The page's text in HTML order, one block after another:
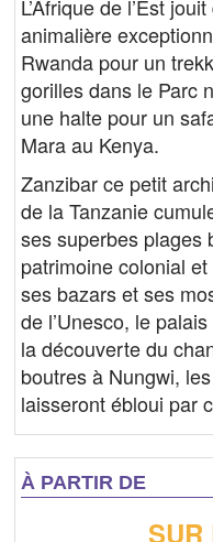
L’Afrique de l’Est
animalière
Rwanda pour un
gorilles dans le Parc
une halte pour un
Mara au Kenya.
Zanzibar ce petit
de la Tanzanie
ses superbes plages
patrimoine colonial
ses bazars et ses
de l’Unesco, le
la découverte du
boutres à Nungwi,
laisseront ébloui par
À PARTIR DE
SUR